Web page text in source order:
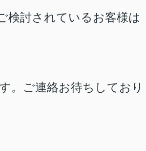
検討されているお客様は
。ご連絡お待ちしており